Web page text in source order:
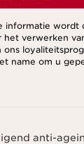
informatie wordt
het verwerken
ons
name om u
basis van uw
anti-